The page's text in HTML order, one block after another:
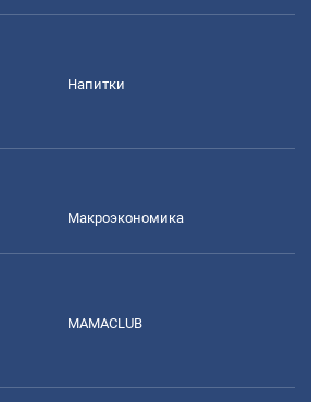
Напитки
Mакроэкономика
MAMACLUB